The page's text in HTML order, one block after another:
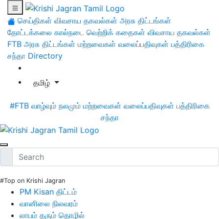
செய்திகள் விவசாய தகவல்கள் அரசு திட்டங்கள்
தோட்டக்கலை கால்நடை வெற்றிக் கதைகள் விவசாய தகவல்கள்
FTB அரசு திட்டங்கள் மற்றவைகள் வலைப்பதிவுகள் பத்திரிகை
சந்தா Directory
தமிழ்
#FTB வாழ்வும் நலமும் மற்றவைகள் வலைப்பதிவுகள் பத்திரிகை
சந்தா
#Top on Krishi Jagran
PM Kisan திட்டம்
வானிலை நிலவரம்
லாபம் தரும் தொழில்